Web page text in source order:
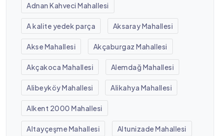
Adnan Kahveci Mahallesi
A kalite yedek parça Aksaray Mahallesi
Akse Mahallesi Akçaburgaz Mahallesi
Akçakoca Mahallesi Alemdağ Mahallesi
Alibeyköy Mahallesi Alikahya Mahallesi
Alkent 2000 Mahallesi
Altayçeşme Mahallesi Altunizade Mahallesi